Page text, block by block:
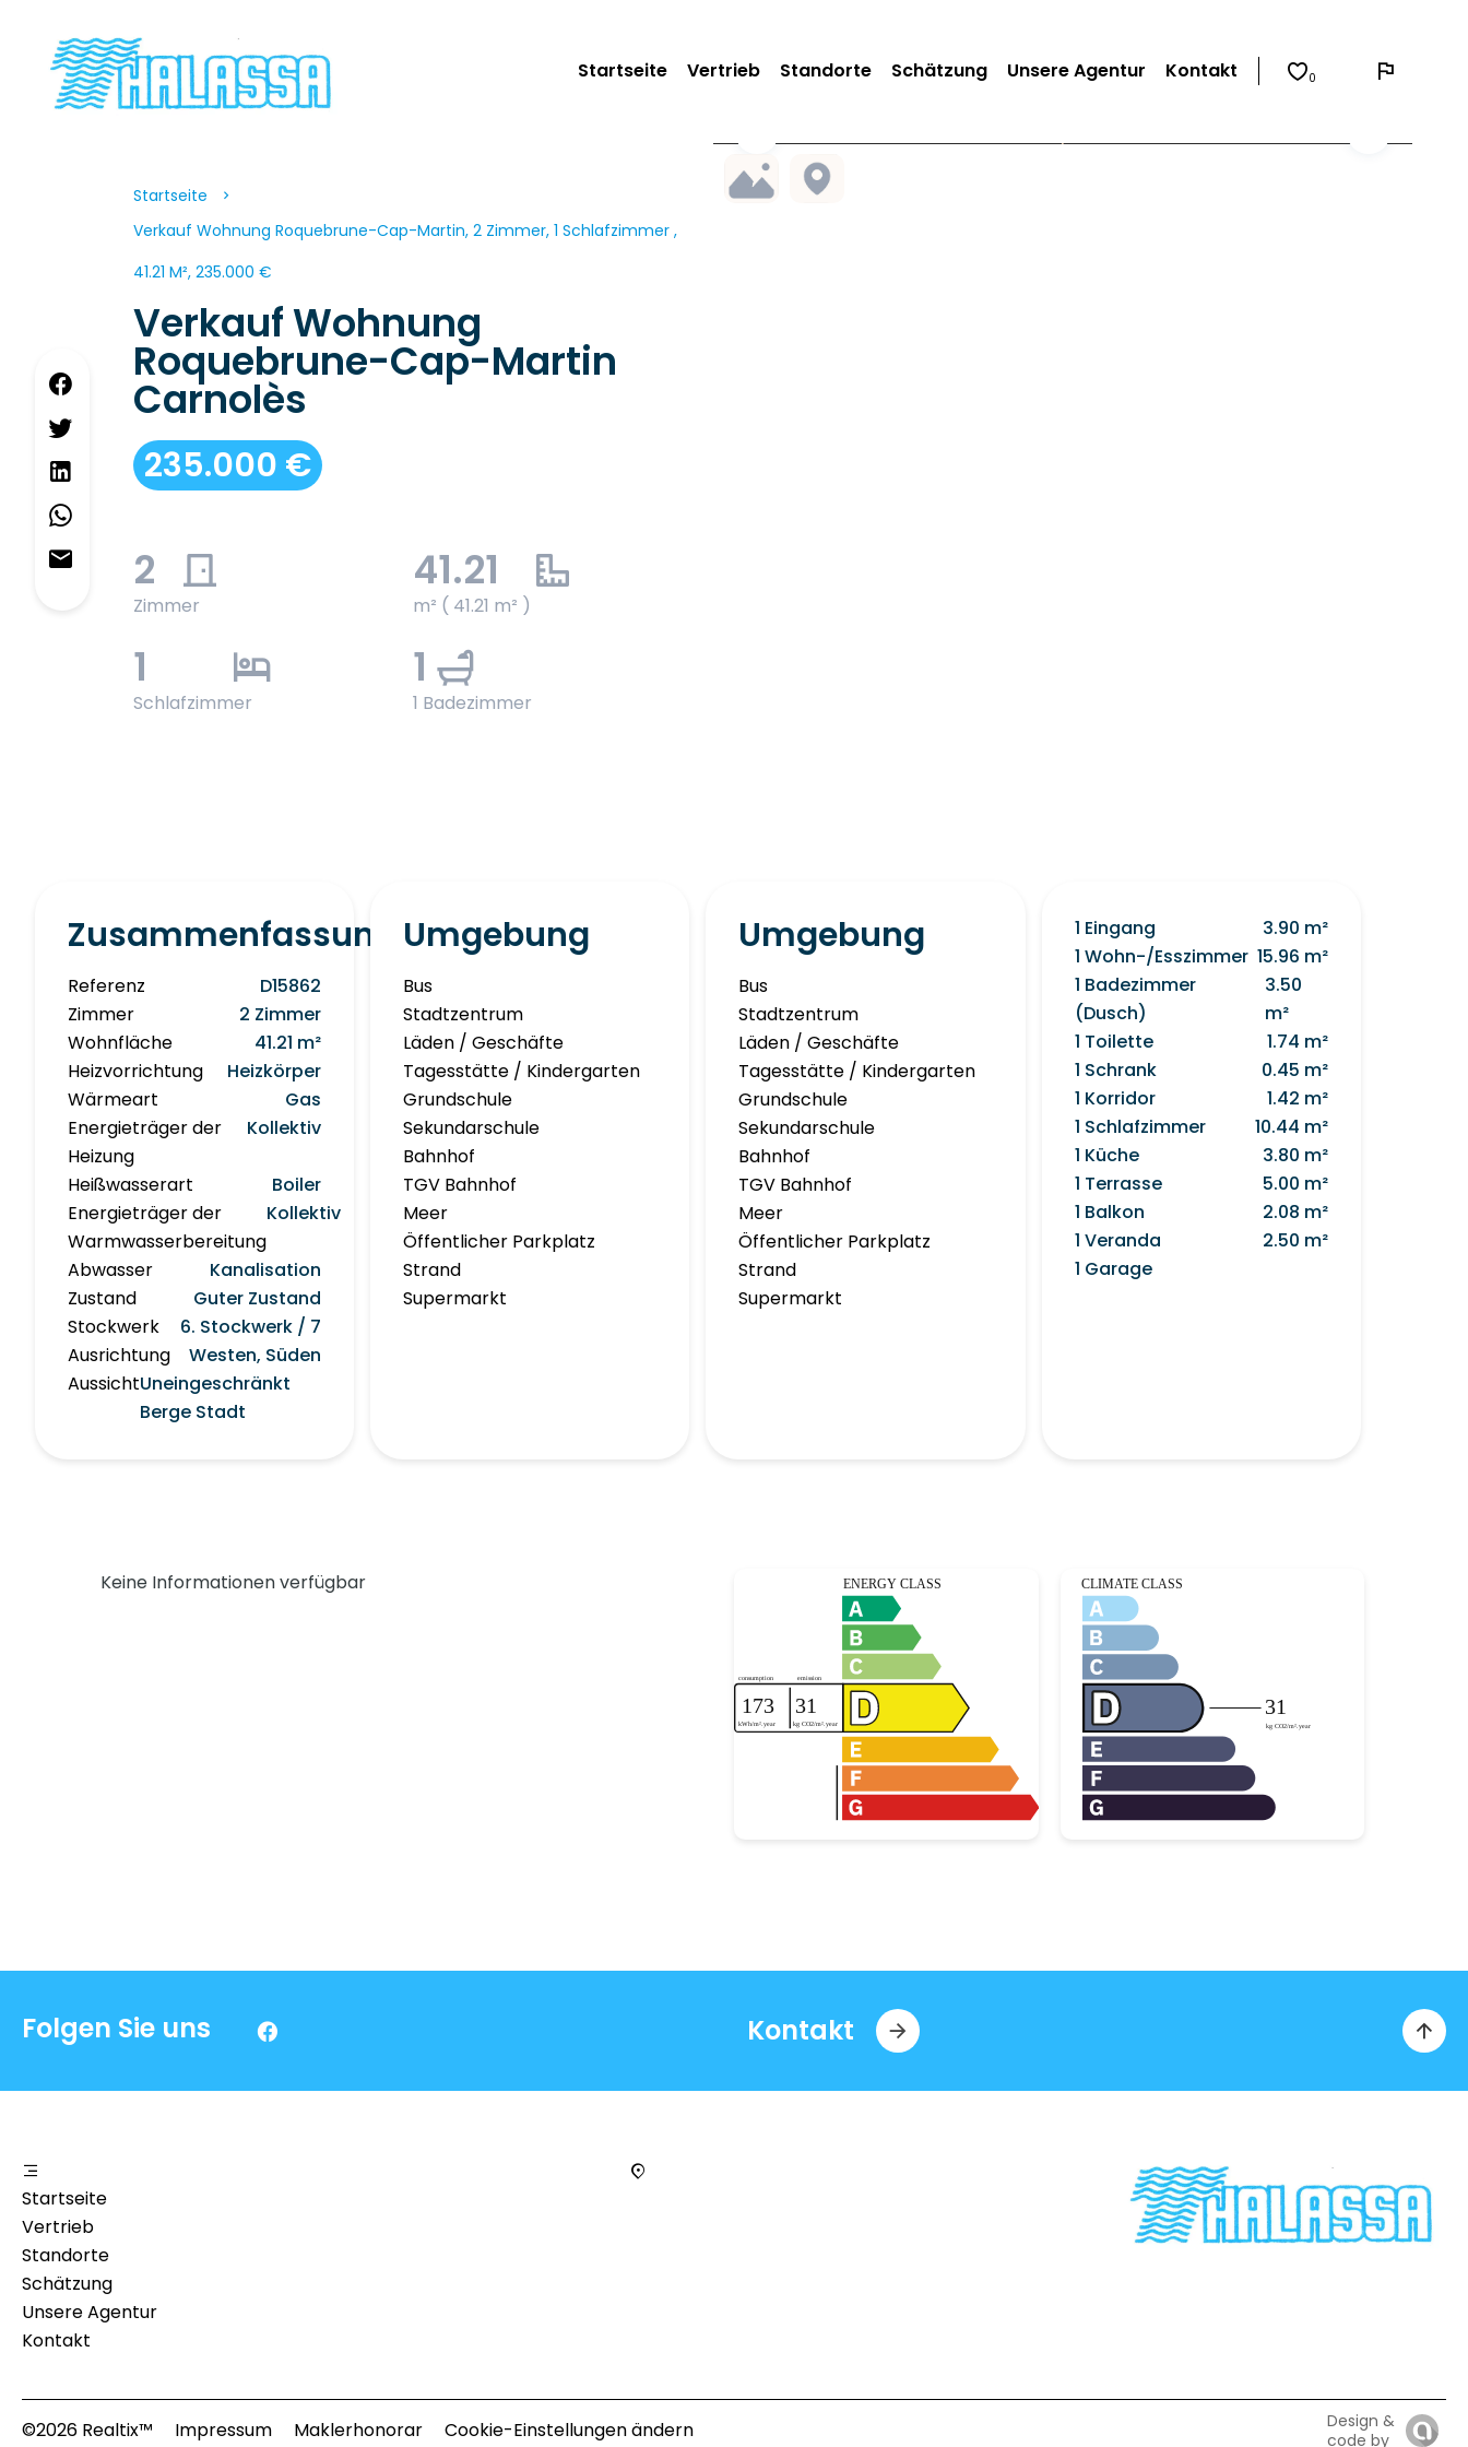
Startseite Vertrieb Standorte Schätzung Unsere Agentur Kontakt 0
Startseite
Verkauf Wohnung Roquebrune-Cap-Martin, 2 Zimmer, 1 Schlafzimmer ,
41.21 M², 235.000 €
Verkauf Wohnung
Roquebrune-Cap-Martin
Carnolès
235.000 €
2
Zimmer
41.21
m² ( 41.21 m² )
1
Schlafzimmer
1
1 Badezimmer
Zusammenfassung
Referenz
D15862
Zimmer
2 Zimmer
Wohnfläche
41.21 m²
Heizvorrichtung
Heizkörper
Wärmeart
Gas
Energieträger der
Heizung
Kollektiv
Heißwasserart
Boiler
Energieträger der
Warmwasserbereitung
Kollektiv
Abwasser
Kanalisation
Zustand
Guter Zustand
Stockwerk
6. Stockwerk / 7
Ausrichtung
Westen, Süden
AussichtUneingeschränkt
Berge Stadt
Umgebung
Bus
Stadtzentrum
Läden / Geschäfte
Tagesstätte / Kindergarten
Grundschule
Sekundarschule
Bahnhof
TGV Bahnhof
Meer
Öffentlicher Parkplatz
Strand
Supermarkt
Umgebung
Bus
Stadtzentrum
Läden / Geschäfte
Tagesstätte / Kindergarten
Grundschule
Sekundarschule
Bahnhof
TGV Bahnhof
Meer
Öffentlicher Parkplatz
Strand
Supermarkt
1 Eingang
3.90 m²
1 Wohn-/Esszimmer 15.96 m²
1 Badezimmer
(Dusch)
3.50
m²
1 Toilette
1.74 m²
1 Schrank
0.45 m²
1 Korridor
1.42 m²
1 Schlafzimmer
10.44 m²
1 Küche
3.80 m²
1 Terrasse
5.00 m²
1 Balkon
2.08 m²
1 Veranda
2.50 m²
1 Garage
Keine Informationen verfügbar
Folgen Sie uns Kontakt
Startseite
Vertrieb
Standorte
Schätzung
Unsere Agentur
Kontakt
©2026 Realtix™ Impressum Maklerhonorar Cookie-Einstellungen ändern
Design &
code by